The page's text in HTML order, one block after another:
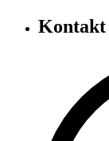
Kontakt